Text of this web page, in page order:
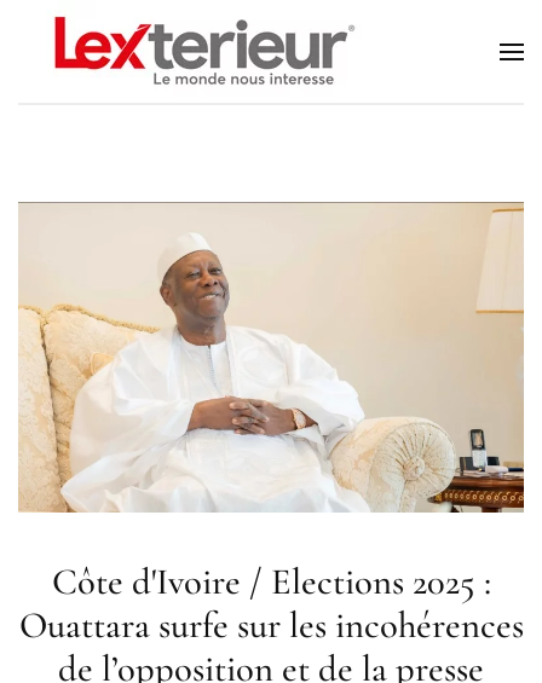
Accéder au contenu principal
Côte d'Ivoire / Elections 2025 :
Ouattara surfe sur les incohérences
de l’opposition et de la presse